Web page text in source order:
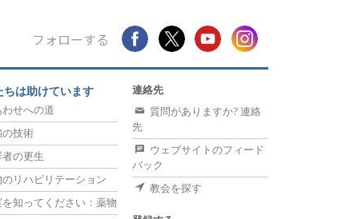
フォローする
ちは助けています
わせへの道
技術
の更生
リハビリテーション
知ってください：薬物
連絡先
質問がありますか? 連絡
先
ウェブサイトのフィード
バック
教会を探す